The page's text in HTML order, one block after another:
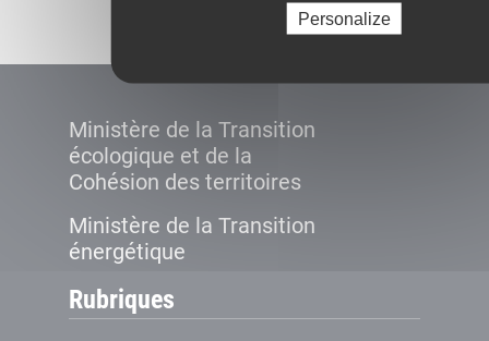
Personalize
Ministère de la Transition
écologique et de la
Cohésion des territoires
Ministère de la Transition
énergétique
Rubriques